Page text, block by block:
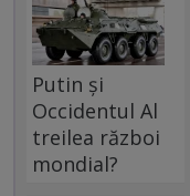
Putin și
Occidentul Al
treilea război
mondial?